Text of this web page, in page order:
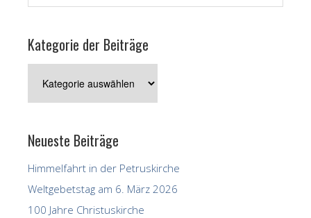
Kategorie der Beiträge
der
Beiträge
Neueste Beiträge
Himmelfahrt in der Petruskirche
Weltgebetstag am 6. März 2026
100 Jahre Christuskirche